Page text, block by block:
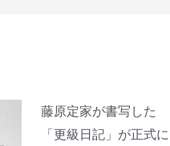
藤原定家が書写した
「更級日記」が正式に